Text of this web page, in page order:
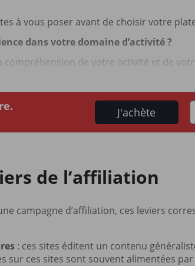
à vous poser avant de choisir votre
dans votre domaine d’activité ?
compréhension de votre activité et de
J'achète
de l’affiliation
campagne d’affiliation, ces leviers
: ces sites éditent un contenu
sur ces sites sont souvent alimentées par